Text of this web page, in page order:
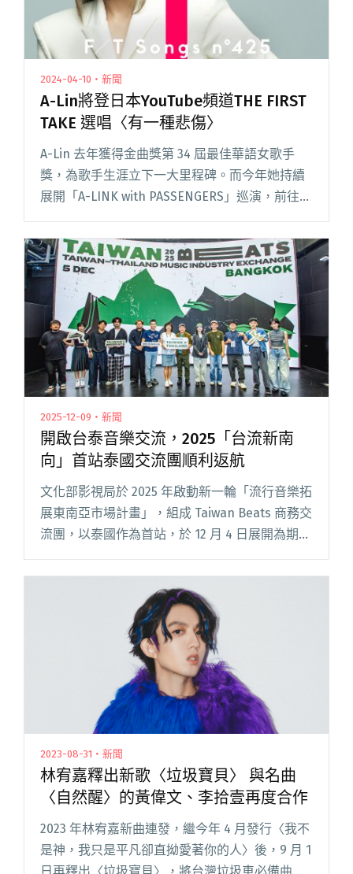
2024-04-10・新聞
A-Lin將登日本YouTube頻道THE FIRST
TAKE 選唱〈有一種悲傷〉
A-Lin 去年獲得金曲獎第 34 屆最佳華語女歌手
獎，為歌手生涯立下一大里程碑。而今年她持續
展開「A-LINK with PASSENGERS」巡演，前往杭
州、泉州等多座城市舉辦演唱會，場場爆滿，迴
響十分熱烈。日前她更受邀登上日本最受歡迎閱
讀全文 "A-Lin將登日本YouTube頻道THE FIRST
TAKE 選唱〈有一種悲傷〉"
2025-12-09・新聞
開啟台泰音樂交流，2025「台流新南
向」首站泰國交流團順利返航
文化部影視局於 2025 年啟動新一輪「流行音樂拓
展東南亞市場計畫」，組成 Taiwan Beats 商務交
流團，以泰國作為首站，於 12 月 4 日展開為期五
樂產業業者，與近年在臺灣樂壇上有閱讀全文
"開啟台泰音樂交流，2025「台流新南向」首站泰
國交流團順利返航"
2023-08-31・新聞
林宥嘉釋出新歌〈垃圾寶貝〉 與名曲
〈自然醒〉的黃偉文、李拾壹再度合作
2023 年林宥嘉新曲連發，繼今年 4 月發行〈我不
是神，我只是平凡卻直拗愛著你的人〉後，9 月 1